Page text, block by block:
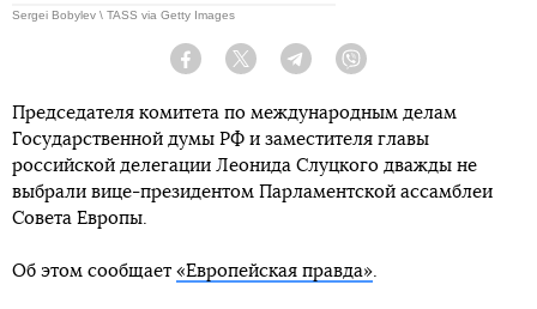
Sergei Bobylev \ TASS via Getty Images
Facebook Twitter Telegram
Председателя комитета по международным делам
Государственной думы РФ и заместителя главы
российской делегации Леонида Слуцкого дважды не
выбрали вице-президентом Парламентской ассамблеи
Совета Европы.
Об этом сообщает «Европейская правда».